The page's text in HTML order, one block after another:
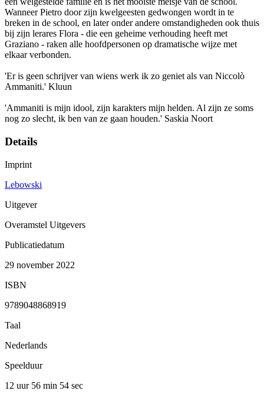
Wanneer Pietro door zijn kwelgeesten gedwongen wordt in te
breken in de school, en later onder andere omstandigheden ook thuis
bij zijn lerares Flora - die een geheime verhouding heeft met
Graziano - raken alle hoofdpersonen op dramatische wijze met
elkaar verbonden.
'Er is geen schrijver van wiens werk ik zo geniet als van Niccolò
Ammaniti.' Kluun
'Ammaniti is mijn idool, zijn karakters mijn helden. Al zijn ze soms
nog zo slecht, ik ben van ze gaan houden.' Saskia Noort
Details
Imprint
Lebowski
Uitgever
Overamstel Uitgevers
Publicatiedatum
29 november 2022
ISBN
9789048868919
Taal
Nederlands
Speelduur
12 uur 56 min 54 sec